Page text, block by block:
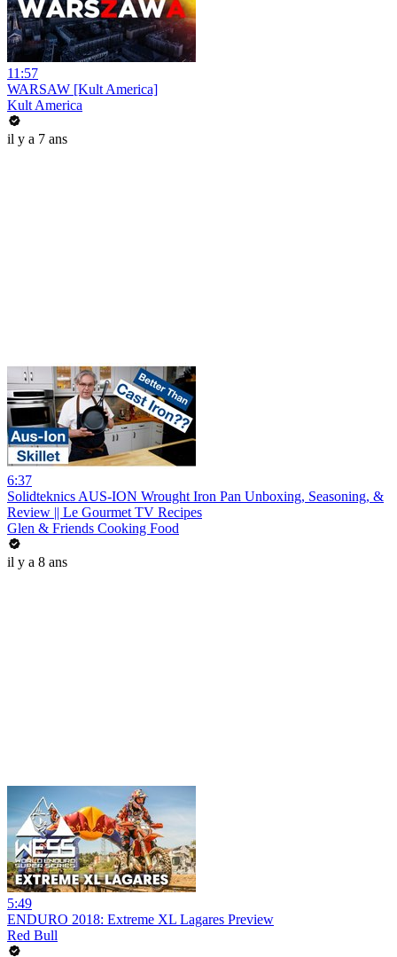
11:57
WARSAW [Kult America]
Kult America
il y a 7 ans
6:37
Solidteknics AUS-ION Wrought Iron Pan Unboxing, Seasoning, &
Review || Le Gourmet TV Recipes
Glen & Friends Cooking Food
il y a 8 ans
5:49
ENDURO 2018: Extreme XL Lagares Preview
Red Bull